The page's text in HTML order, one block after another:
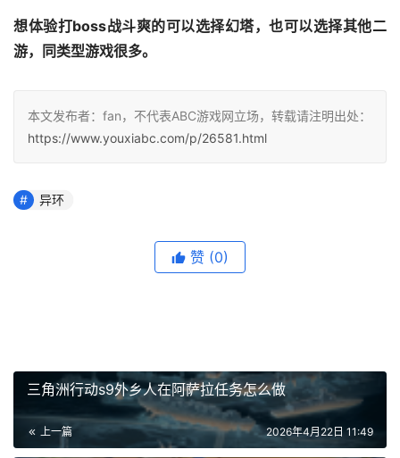
想体验打boss战斗爽的可以选择幻塔，也可以选择其他二
游，同类型游戏很多。
本文发布者：fan，不代表ABC游戏网立场，转载请注明出处：
https://www.youxiabc.com/p/26581.html
异环
赞 (0)
三角洲行动s9外乡人在阿萨拉任务怎么做
上一篇 2026年4月22日 11:49